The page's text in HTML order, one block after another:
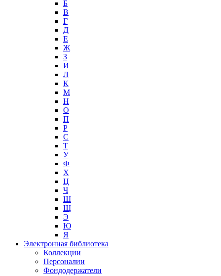
Б
В
Г
Д
Е
Ж
З
И
Л
К
М
Н
О
П
Р
С
Т
У
Ф
Х
Ц
Ч
Ш
Щ
Э
Ю
Я
Электронная библиотека
Коллекции
Персоналии
Фондодержатели